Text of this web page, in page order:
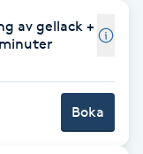
av gellack +
Boka